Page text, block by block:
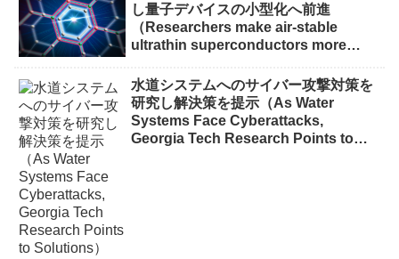
し量子デバイスの小型化へ前進
（Researchers make air-stable
ultrathin superconductors more
水道システムへのサイバー攻撃対策を
研究し解決策を提示（As Water
Systems Face Cyberattacks,
Georgia Tech Research Points to